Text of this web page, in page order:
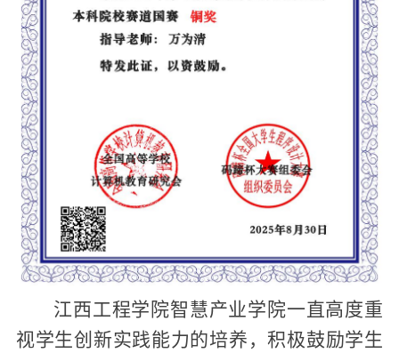
江西工程学院智慧产业学院一直高度重
视学生创新实践能力的培养，积极鼓励学生